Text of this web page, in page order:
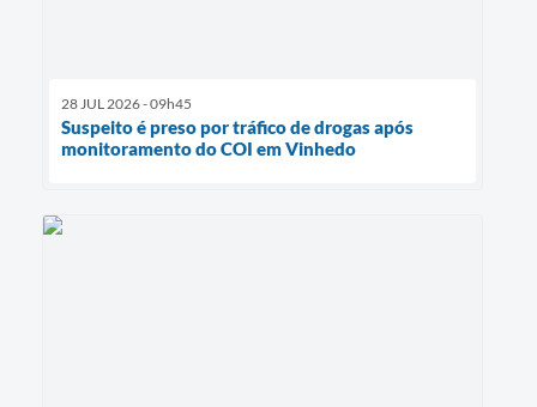
28 JUL 2026 - 09h45
Suspeito é preso por tráfico de drogas após
monitoramento do COI em Vinhedo